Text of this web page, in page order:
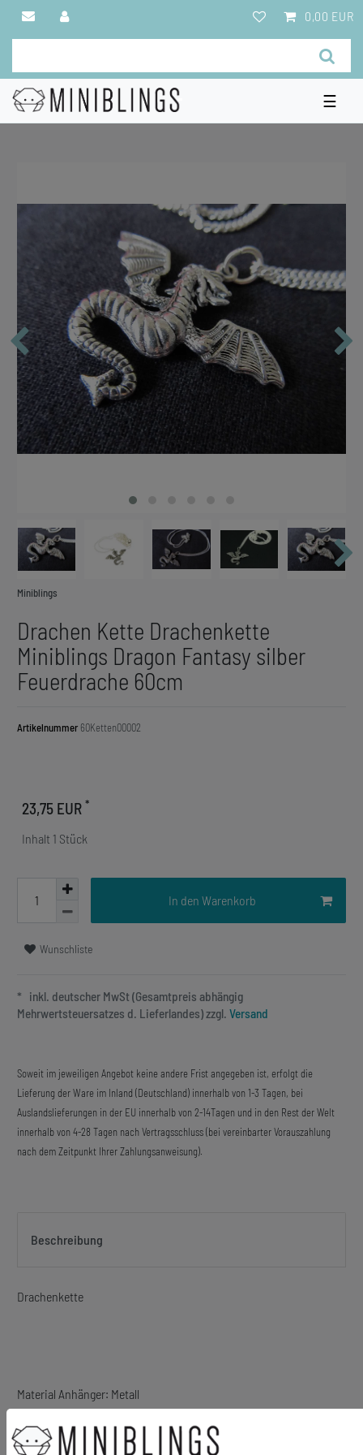
0,00 EUR
☰
Miniblings
Drachen Kette Drachenkette
Miniblings Dragon Fantasy silber
Feuerdrache 60cm
Artikelnummer 60Ketten00002
23,75 EUR *
Inhalt 1 Stück
In den Warenkorb
Wunschliste
* inkl. deutscher MwSt (Gesamtpreis abhängig
Mehrwertsteuersatzes d. Lieferlandes) zzgl. Versand
Soweit im jeweiligen Angebot keine andere Frist angegeben ist, erfolgt die
Lieferung der Ware im Inland (Deutschland) innerhalb von 1-3 Tagen, bei
Auslandslieferungen in der EU innerhalb von 2-14Tagen und in den Rest der Welt
innerhalb von 4-28 Tagen nach Vertragsschluss (bei vereinbarter Vorauszahlung
nach dem Zeitpunkt Ihrer Zahlungsanweisung).
Beschreibung
Drachenkette
Material Anhänger: Metall
Material Kette: Metall, versilbert
Größe des Anhängers: 33mm